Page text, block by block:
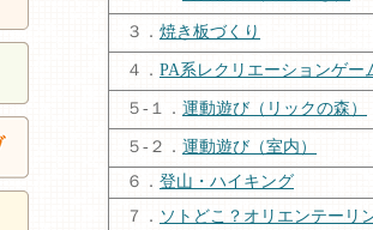
３． 焼き板づくり
４． PA系レクリエーションゲー
５-１． 運動遊び（リックの森）
５-２． 運動遊び（室内）
６． 登山・ハイキング
７． ソトどこ？オリエンテーリ